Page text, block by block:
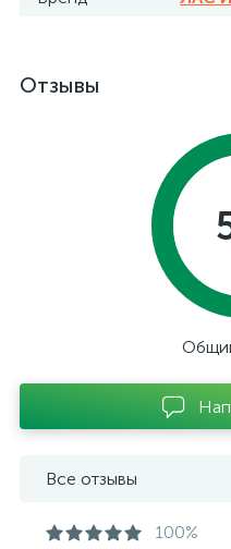
Отзывы
Все отзывы
100%